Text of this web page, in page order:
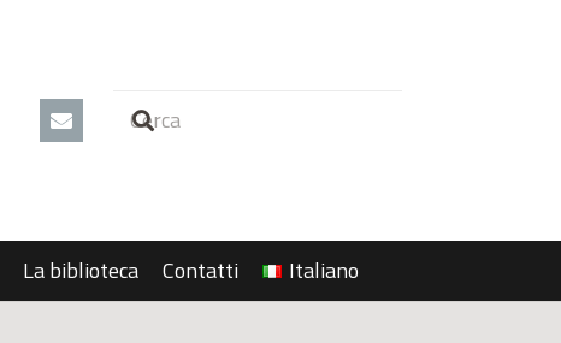
La biblioteca Contatti Italiano